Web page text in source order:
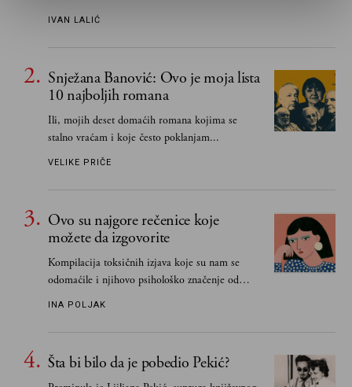
IVAN LALIĆ
Snježana Banović: Ovo je moja lista
10 najboljih romana
Ili, mojih deset domaćih romana kojima se
stalno vraćam i koje često poklanjam...
VELIKE PRIČE
Ovo su najgore rečenice koje
možete da izgovorite
Kompilacija toksičnih izjava koje su nam se
odomaćile i njihovo psihološko značenje od
INA POLJAK
Šta bi bilo da je pobedio Pekić?